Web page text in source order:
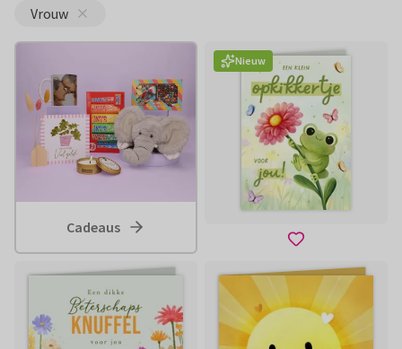
Vrouw
Cadeaus
Nieuw